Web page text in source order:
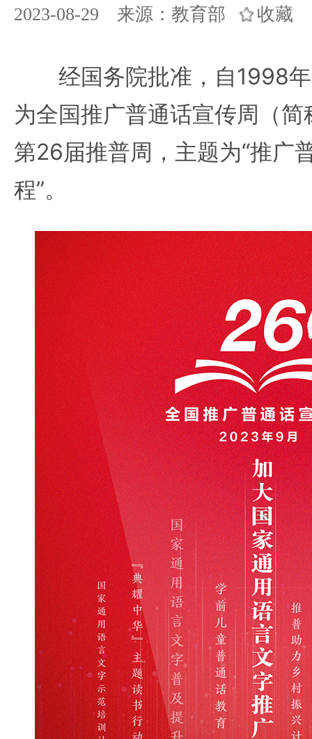
2023-08-29 来源：教育部 收藏
经国务院批准，自1998年
为全国推广普通话宣传周（
第26届推普周，主题为“推广
程”。